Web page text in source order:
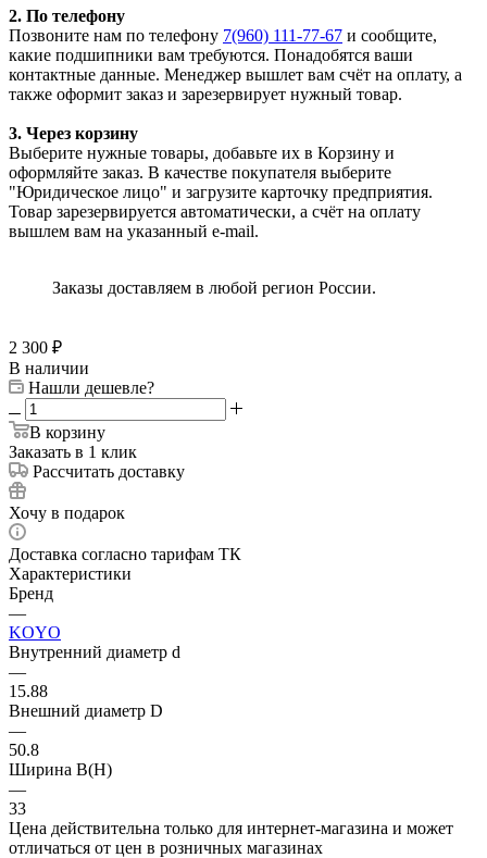
2. По телефону
Позвоните нам по телефону 7(960) 111-77-67 и сообщите,
какие подшипники вам требуются. Понадобятся ваши
контактные данные. Менеджер вышлет вам счёт на оплату, а
также оформит заказ и зарезервирует нужный товар.
3. Через корзину
Выберите нужные товары, добавьте их в Корзину и
оформляйте заказ. В качестве покупателя выберите
"Юридическое лицо" и загрузите карточку предприятия.
Товар зарезервируется автоматически, а счёт на оплату
вышлем вам на указанный e-mail.
Заказы доставляем в любой регион России.
2 300 ₽
В наличии
Нашли дешевле?
В корзину
Заказать в 1 клик
Рассчитать доставку
Хочу в подарок
Доставка согласно тарифам ТК
Характеристики
Бренд
—
KOYO
Внутренний диаметр d
—
15.88
Внешний диаметр D
—
50.8
Ширина B(H)
—
33
Цена действительна только для интернет-магазина и может
отличаться от цен в розничных магазинах